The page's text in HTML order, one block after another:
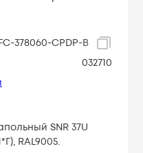
378060-CPDP-B
032710
SNR 37U
RAL9005.